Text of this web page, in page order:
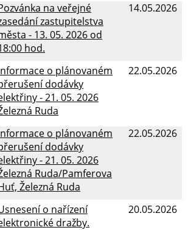
14.05.2026
na veřejné
zastupitelstva
- 13. 05. 2026 od
hod.
22.05.2026
o plánovaném
dodávky
- 21. 05. 2026
Ruda
22.05.2026
o plánovaném
dodávky
- 21. 05. 2026
Ruda/Pamferova
Železná Ruda
20.05.2026
o nařízení
dražby.